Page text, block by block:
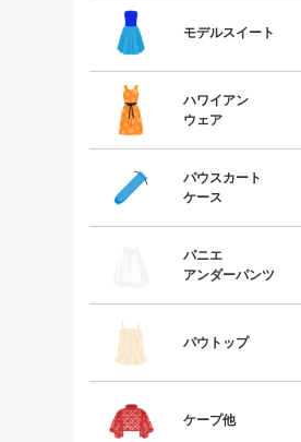
モデルスイート
ハワイアン
ウェア
パウスカート
ケース
パニエ
アンダーパンツ
パウトップ
ケープ他